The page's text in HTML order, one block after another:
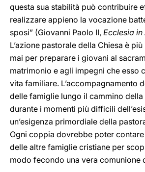
questa sua stabilità può contribuire
realizzare appieno la vocazione
sposi” (Giovanni Paolo II, Ecclesia
L’azione pastorale della Chiesa è
mai per preparare i giovani al
matrimonio e agli impegni che esso
vita familiare. L’accompagnamento
delle famiglie lungo il cammino
durante i momenti più difficili
un’esigenza primordiale della
Ogni coppia dovrebbe poter
delle altre famiglie cristiane per
modo fecondo una vera comunione